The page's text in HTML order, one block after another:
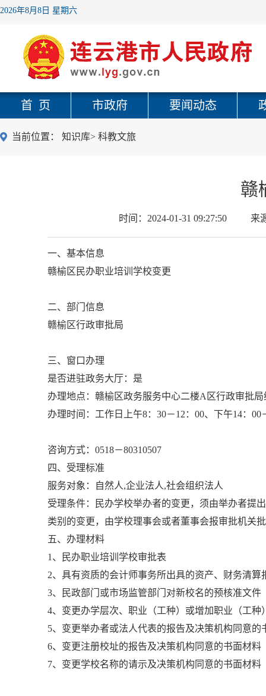
2026年8月8日 星期六
首 页 市政府 要闻动态
当前位置： 知识库> 科教文旅
赣
时间： 2024-01-31 09:27:50 来
一、基本信息
赣榆区民办职业培训学校变更
二、部门信息
赣榆区行政审批局
三、窗口办理
是否进驻政务大厅：是
办理地点：赣榆区政务服务中心二楼A区行政审批
办理时间：工作日上午8：30－12：00、下午14：
咨询方式：0518－80310507
四、受理标准
服务对象：自然人,企业法人,社会组织法人
受理条件：民办学校举办者的变更，须由举办者提
类别的变更，由学校理事会或者董事会报审批机关
五、办理材料
1、民办职业培训学校审批表
2、具有资质的会计师事务所出具的资产、财务清算
3、民政部门或市场监管部门对新校名的预核准文件
4、变更办学层次、职业（工种）或增加职业（工
5、变更举办者或法人代表的报告及决策机构同意的
6、变更注册校址的报告及决策机构同意的书面材料
7、变更学校名称的请示及决策机构同意的书面材料